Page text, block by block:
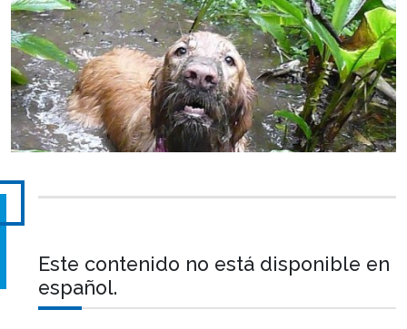
Este contenido no está disponible en
español.